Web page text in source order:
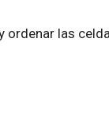
ordenar las